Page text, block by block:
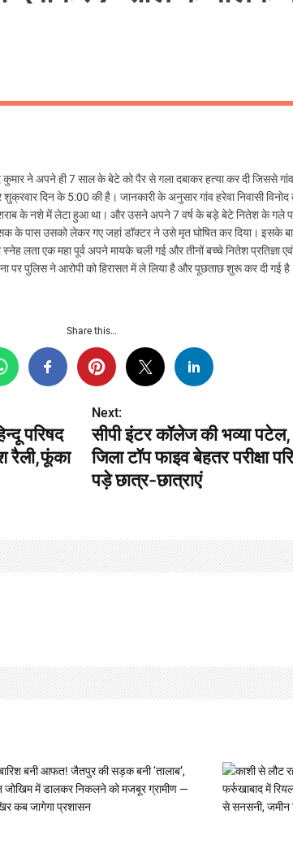
कुमार ने अपने ही 7 साल के बेटे को पैर से गला दबाकर हत्या कर दी जिससे
दिन के 5:00 की है। जानकारी के अनुसार गांव हरेवा निवासी
के नशे में लेटा हुआ था। और उसने अपने 7 वर्ष के बड़े बेटे नितेश के गले
के पास उसको लेकर गए जहां डॉक्टर ने उसे मृत घोषित कर दिया। इसके
लता एक महा पूर्व अपने मायके चली गई और तीनों बच्चे नितेश प्रतिज्ञा
पर पुलिस ने आरोपी को हिरासत में ले लिया है और पूछताछ शुरू कर दी गई
Share this…
परिषद
रैली,फूंका
Next:
सीपी इंटर कॉलेज की भव्या
जिला टॉप फाइव बेहतर परीक्षा
पड़े छात्र-छात्राएं